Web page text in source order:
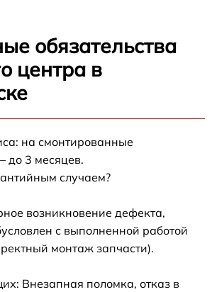
обязательства
центра в
на смонтированные
до 3 месяцев.
случаем?
возникновение дефекта,
с выполненной работой
монтаж запчасти).
Внезапная поломка, отказ в